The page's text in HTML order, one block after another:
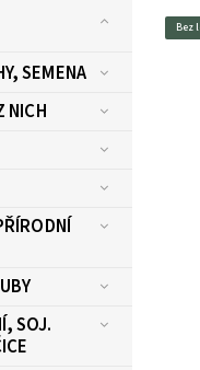
SEMENA
NICH
SOJ.
Bez